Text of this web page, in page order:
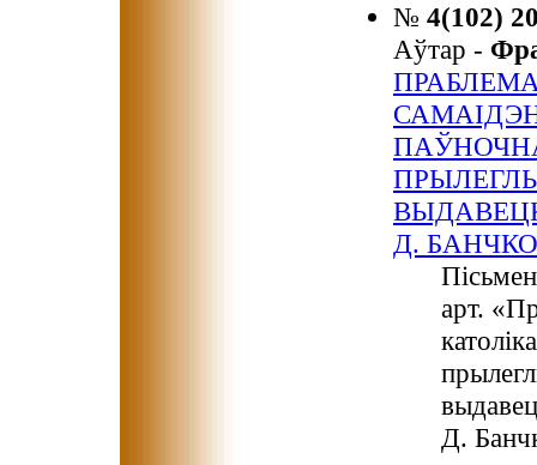
№ 4(102)
Аўтар -
Д.
арт.
Д.